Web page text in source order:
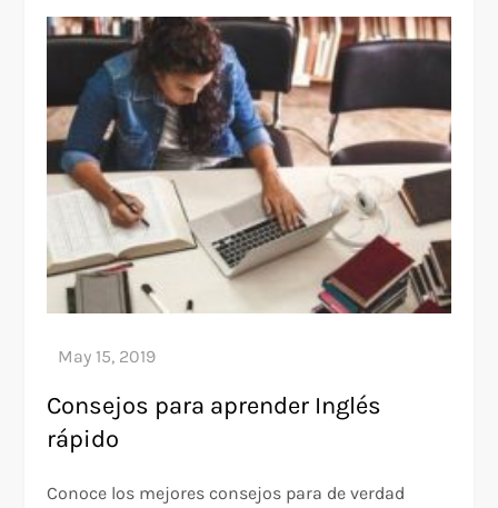
Consejos para aprender Inglés
rápido
Conoce los mejores consejos para de verdad